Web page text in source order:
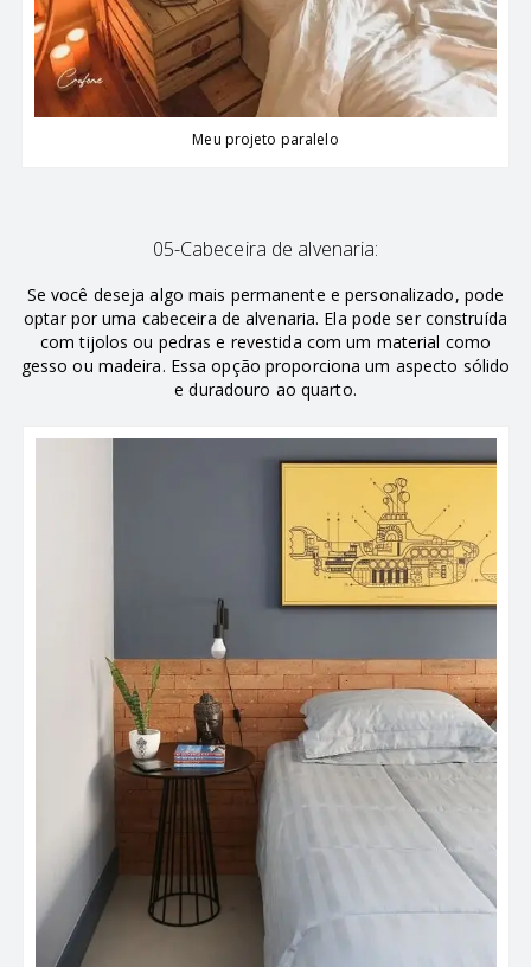
Meu projeto paralelo
05-Cabeceira de alvenaria:
Se você deseja algo mais permanente e personalizado, pode
optar por uma cabeceira de alvenaria. Ela pode ser construída
com tijolos ou pedras e revestida com um material como
gesso ou madeira. Essa opção proporciona um aspecto sólido
e duradouro ao quarto.